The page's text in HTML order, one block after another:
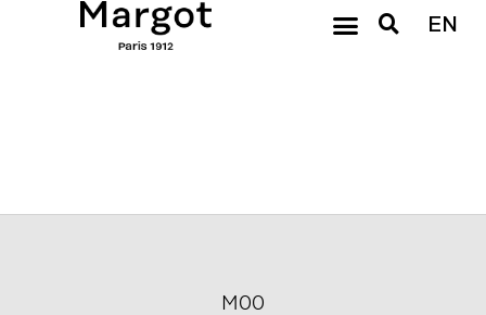
EN
M00